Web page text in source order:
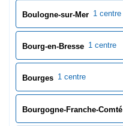
Boulogne-sur-Mer 1 centre
Bourg-en-Bresse 1 centre
Bourges 1 centre
Bourgogne-Franche-Comté